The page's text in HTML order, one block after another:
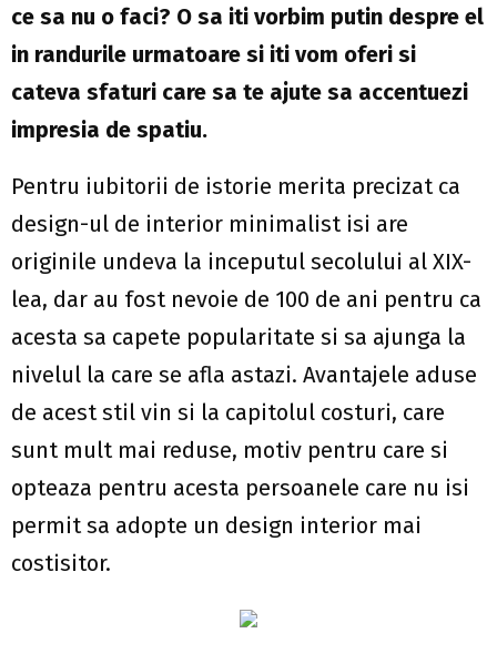
ce sa nu o faci? O sa iti vorbim putin despre el
in randurile urmatoare si iti vom oferi si
cateva sfaturi care sa te ajute sa accentuezi
impresia de spatiu.
Pentru iubitorii de istorie merita precizat ca
design-ul de interior minimalist isi are
originile undeva la inceputul secolului al XIX-
lea, dar au fost nevoie de 100 de ani pentru ca
acesta sa capete popularitate si sa ajunga la
nivelul la care se afla astazi. Avantajele aduse
de acest stil vin si la capitolul costuri, care
sunt mult mai reduse, motiv pentru care si
opteaza pentru acesta persoanele care nu isi
permit sa adopte un design interior mai
costisitor.